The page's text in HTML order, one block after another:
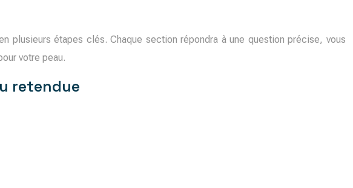
plusieurs étapes clés. Chaque section répondra à une question précise, vous
votre peau.
retendue